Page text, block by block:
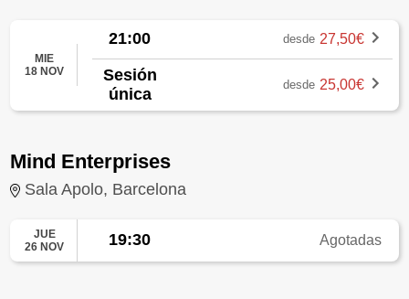
MIE
18 NOV
21:00 desde 27,50€
Sesión
única
desde 25,00€
Mind Enterprises
Sala Apolo, Barcelona
JUE
26 NOV
19:30 Agotadas